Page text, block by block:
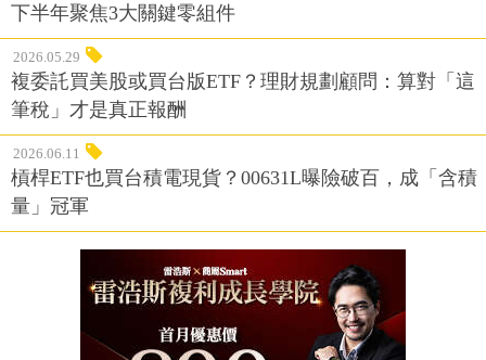
下半年聚焦3大關鍵零組件
2026.05.29
複委託買美股或買台版ETF？理財規劃顧問：算對「這
筆稅」才是真正報酬
2026.06.11
槓桿ETF也買台積電現貨？00631L曝險破百，成「含積
量」冠軍